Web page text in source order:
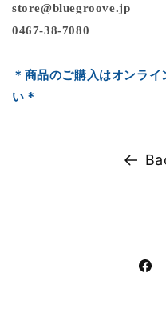
store@bluegroove.jp
0467-38-7080
＊商品のご購入はオンラ
い ＊